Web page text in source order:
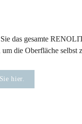
das gesamte
die Oberfläche selbst
hier.